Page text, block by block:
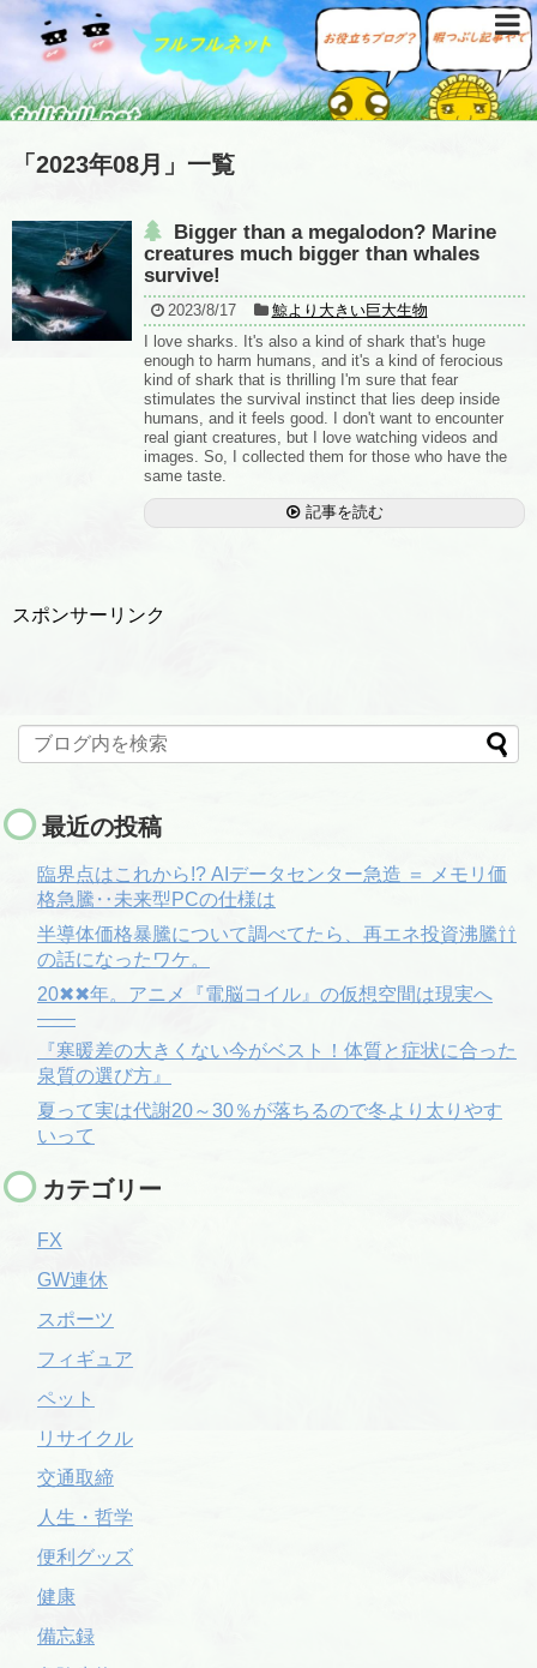
「 2023年08月 」 一覧
Bigger than a megalodon? Marine
creatures much bigger than whales
survive!
2023/8/17
鯨より大きい巨大生物
I love sharks. It's also a kind of shark that's huge
enough to harm humans, and it's a kind of ferocious
kind of shark that is thrilling I'm sure that fear
stimulates the survival instinct that lies deep inside
humans, and it feels good. I don't want to encounter
real giant creatures, but I love watching videos and
images. So, I collected them for those who have the
same taste.
記事を読む
スポンサーリンク
最近の投稿
臨界点はこれから!? AIデータセンター急造 ＝ メモリ価
格急騰‥未来型PCの仕様は
半導体価格暴騰について調べてたら、再エネ投資沸騰⇧⇧
の話になったワケ。
20✖✖年。アニメ『電脳コイル』の仮想空間は現実へ
――
『寒暖差の大きくない今がベスト！体質と症状に合った
泉質の選び方』
夏って実は代謝20～30％が落ちるので冬より太りやす
いって
カテゴリー
FX
GW連休
スポーツ
フィギュア
ペット
リサイクル
交通取締
人生・哲学
便利グッズ
健康
備忘録